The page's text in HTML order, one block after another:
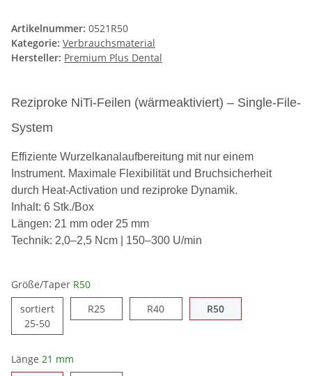
Artikelnummer: 0521R50
Kategorie: Verbrauchsmaterial
Hersteller: Premium Plus Dental
Reziproke NiTi-Feilen (wärmeaktiviert) – Single-File-
System
Effiziente Wurzelkanalaufbereitung mit nur einem
Instrument. Maximale Flexibilität und Bruchsicherheit
durch Heat-Activation und reziproke Dynamik.
Inhalt: 6 Stk./Box
Längen: 21 mm oder 25 mm
Technik: 2,0–2,5 Ncm | 150–300 U/min
Größe/Taper R50
sortiert
25-50
R25 R40 R50
Länge 21 mm